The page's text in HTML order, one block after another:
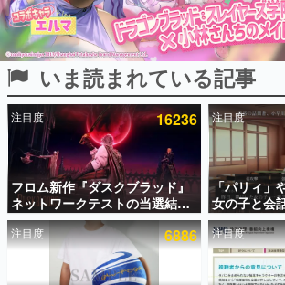
ピックアップ
電ファミのいま読まれている記事ランキング
アプリセール情報
インタビュー
連載・特集一覧
いま読まれている記事
注目度 16236
フロム新作『ダスクブラッド』
ネットワークテストの当選結果
が8月7日22時に発表。応募サイ
トのマイページから確認可能、
テスト実施は8月21日～24日
注目度
「パリィ」
女の子と会
恋愛ゲーム
ルライク』
敗すると「
注目度 6886 注目度